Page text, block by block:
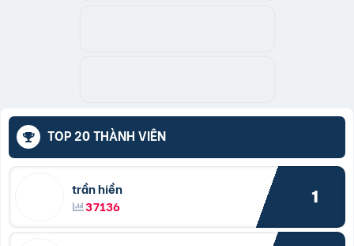
TOP 20 THÀNH VIÊN
trần hiền
37136
1